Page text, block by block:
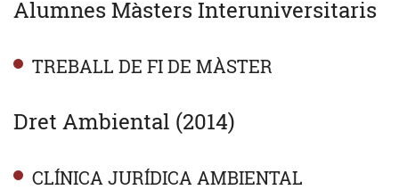
Alumnes Màsters Interuniversitaris
TREBALL DE FI DE MÀSTER
Dret Ambiental (2014)
CLÍNICA JURÍDICA AMBIENTAL